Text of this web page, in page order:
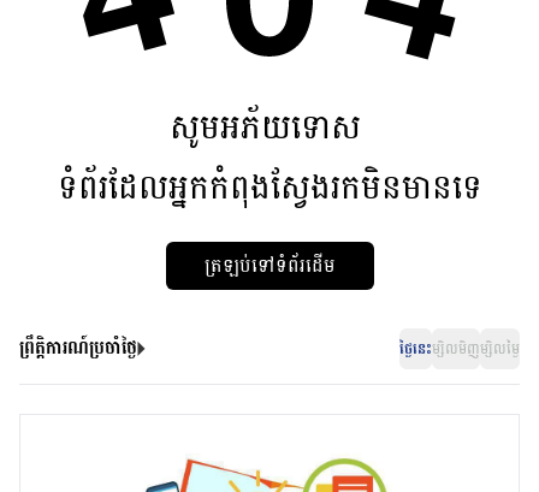
សូមអភ័យទោស
ទំព័រដែលអ្នកកំពុងស្វែងរកមិនមានទេ
ត្រឡប់ទៅទំព័រដើម
ព្រឹត្តិការណ៍ប្រចាំថ្ងៃ ថ្ងៃនេះម្សិលមិញម្សិលម្ងៃ